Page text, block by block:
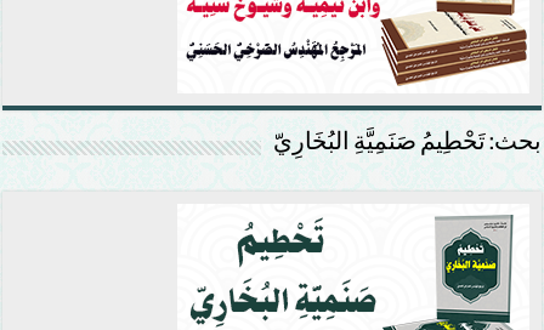
بحث: تَحْطِيمُ صَنَمِيَّةِ البُخَارِيّ